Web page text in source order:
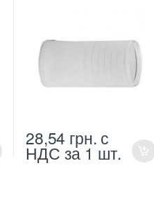
28,54 грн. с
НДС за 1 шт.